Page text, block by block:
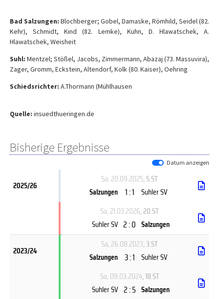
Bad Salzungen: Blochberger; Gobel, Damaske, Römhild, Seidel (82.
Kehr), Schmidt, Kind (82. Lemke), Kuhn, D. Hlawatschek, A.
Hlawatschek, Weisheit
Suhl: Mentzel; Stößel, Jacobs, Zimmermann, Abazaj (73. Massuvira),
Zager, Gromm, Eckstein, Altendorf, Kolk (80. Kaiser), Oehring
Schiedsrichter: A.Thormann (Mühlhausen
Quelle: insuedthueringen.de
Bisherige Ergebnisse
Datum anzeigen
2025/26
Sa, 20.09.2025, 5.ST
Salzungen 1 : 1 Suhler SV
Sa, 21.03.2026, 20.ST
Suhler SV 2 : 0 Salzungen
2023/24
Sa, 26.08.2023, 3.ST
Salzungen 3 : 1 Suhler SV
Sa, 09.03.2024, 18.ST
Suhler SV 2 : 5 Salzungen